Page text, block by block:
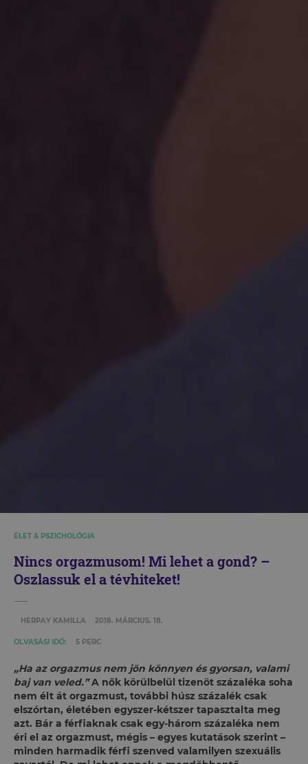
ÉLET & PSZICHOLÓGIA
Nincs orgazmusom! Mi lehet a gond? –
Oszlassuk el a tévhiteket!
HERPAY KAMILLA 2018. MÁRCIUS. 18.
OLVASÁSI IDŐ: 5 PERC
„Ha az orgazmus nem jön könnyen és gyorsan, valami
baj van veled.”A nők körülbelül tizenöt százaléka soha
nem élt át orgazmust, további húsz százalék csak
elszórtan, életében egyszer-kétszer tapasztalta meg
azt. Bár a férfiaknak csak egy-három százaléka nem
éri el az orgazmust, mégis – egyes kutatások szerint –
minden harmadik férfi szenved valamilyen szexuális